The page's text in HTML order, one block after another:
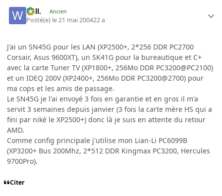
Will. Ancien
Posté(e) le 21 mai 200422 a
J'ai un SN45G pour les LAN (XP2500+, 2*256 DDR PC2700
Corsair, Asus 9600XT), un SK41G pour la bureautique et C+
avec la carte Tuner TV (XP1800+, 256Mo DDR PC3200@PC2100)
et un IDEQ 200V (XP2400+, 256Mo DDR PC3200@2700) pour
ma cops et les amis de passage.
Le SN45G je l'ai envoyé 3 fois en garantie et en gros il m'a
servit 3 semaines depuis janvier (3 fois la carte mère HS qui a
fini par niké le XP2500+) donc là je suis en attente du retour
AMD.
Comme config principale j'utilise mon Lian-Li PC6099B
(XP3200+ Bus 200Mhz, 2*512 DDR Kingmax PC3200, Hercules
9700Pro).
Citer